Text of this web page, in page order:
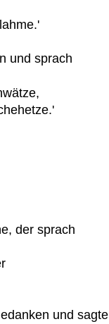
und sprach
der sprach
und sagte